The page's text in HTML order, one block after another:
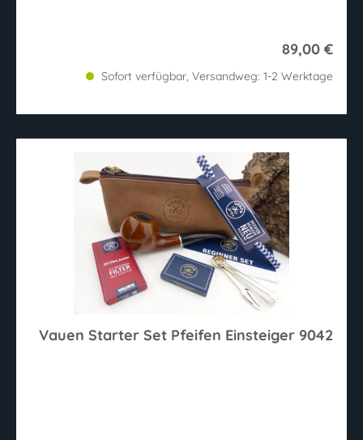
89,00 €
Sofort verfügbar, Versandweg: 1-2 Werktage
Vauen Starter Set Pfeifen Einsteiger 9042